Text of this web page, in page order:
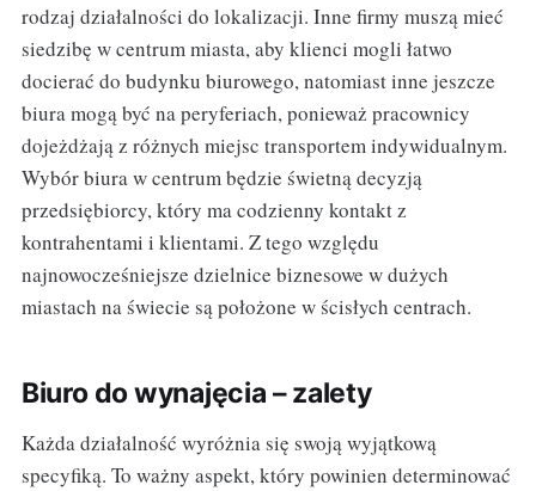
rodzaj działalności do lokalizacji. Inne firmy muszą mieć
siedzibę w centrum miasta, aby klienci mogli łatwo
docierać do budynku biurowego, natomiast inne jeszcze
biura mogą być na peryferiach, ponieważ pracownicy
dojeżdżają z różnych miejsc transportem indywidualnym.
Wybór biura w centrum będzie świetną decyzją
przedsiębiorcy, który ma codzienny kontakt z
kontrahentami i klientami. Z tego względu
najnowocześniejsze dzielnice biznesowe w dużych
miastach na świecie są położone w ścisłych centrach.
Biuro do wynajęcia – zalety
Każda działalność wyróżnia się swoją wyjątkową
specyfiką. To ważny aspekt, który powinien determinować